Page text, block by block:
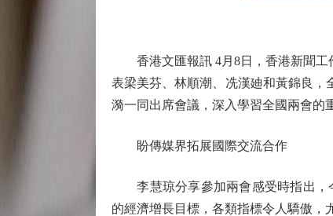
香港文匯報訊 4月8日，香港新聞工
表梁美芬、林順潮、冼漢廸和黃錦良
漪一同出席會議，深入學習全國兩會的
盼傳媒界拓展國際交流合作
李慧琼分享參加兩會感受時指出，
的經濟增長目標，各類指標令人驕傲，